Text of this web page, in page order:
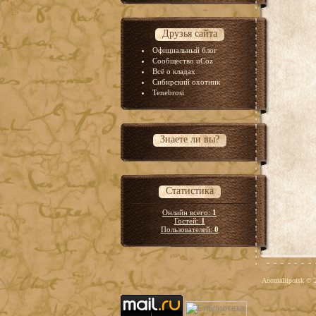
Друзья сайта
Официальный блог
Сообщество uCoz
Всё о кладах
Сибирский охотник
Tenebrosi
Знаете ли вы?
Статистика
Онлайн всего:1
Гостей:1
Пользователей:0
Anomaliipoisk ©